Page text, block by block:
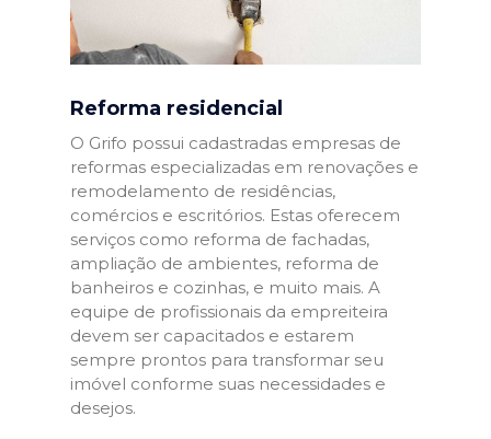
Reforma residencial
O Grifo possui cadastradas empresas de
reformas especializadas em renovações e
remodelamento de residências,
comércios e escritórios. Estas oferecem
serviços como reforma de fachadas,
ampliação de ambientes, reforma de
banheiros e cozinhas, e muito mais. A
equipe de profissionais da empreiteira
devem ser capacitados e estarem
sempre prontos para transformar seu
imóvel conforme suas necessidades e
desejos.